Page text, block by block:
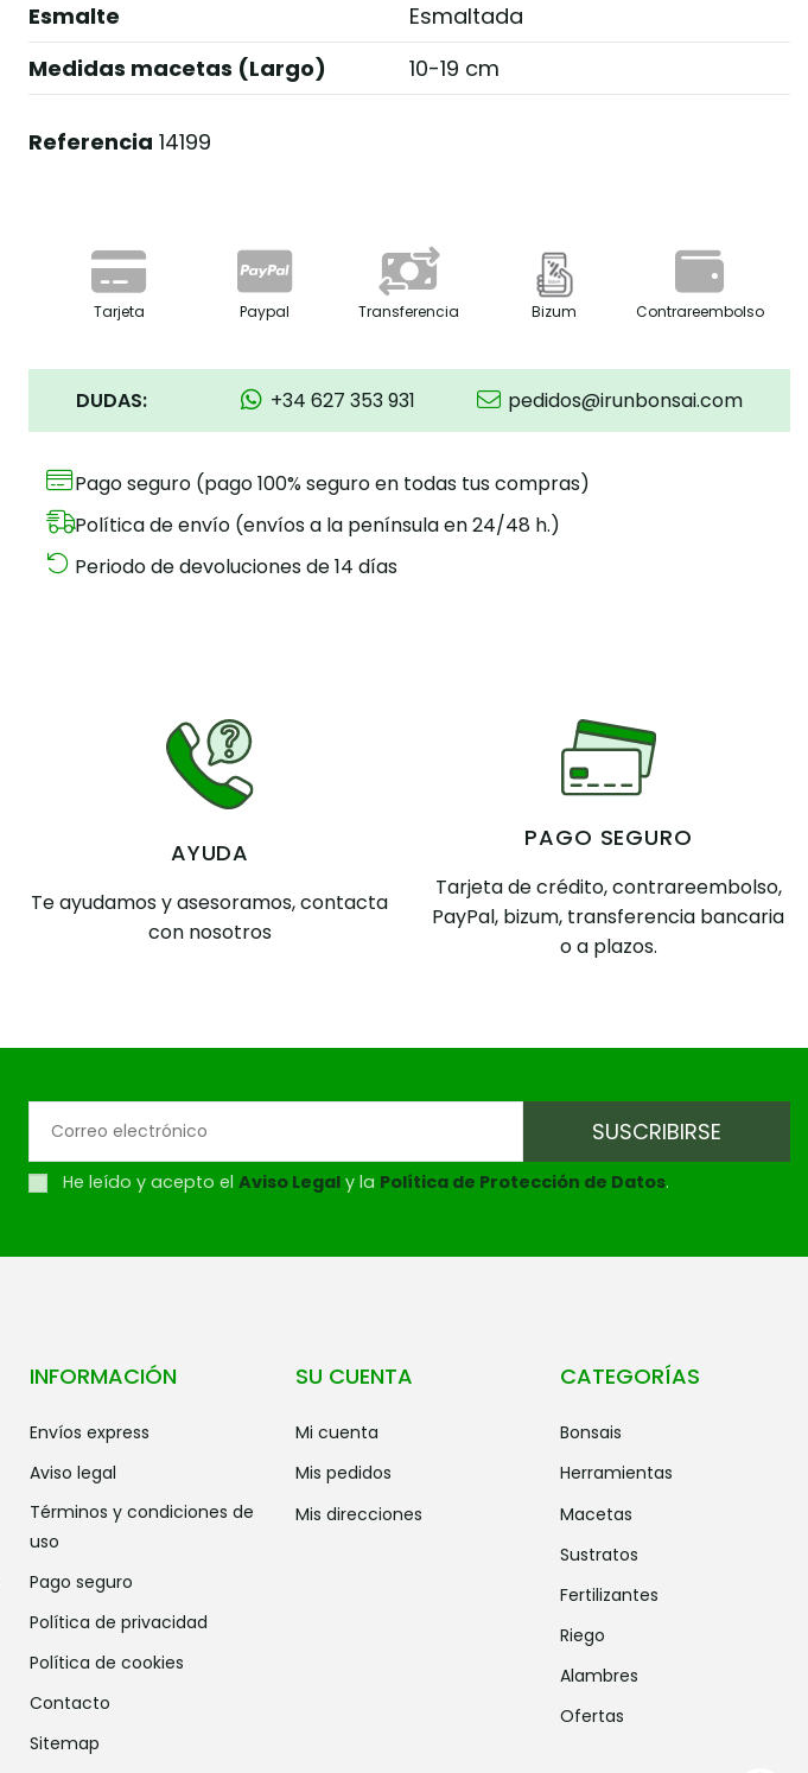
Esmalte
Esmaltada
Medidas macetas (Largo)
10-19 cm
Referencia 14199
Tarjeta Paypal Transferencia Bizum Contrareembolso
DUDAS: +34 627 353 931 pedidos@irunbonsai.com
Pago seguro (pago 100% seguro en todas tus compras)
Política de envío (envíos a la península en 24/48 h.)
Periodo de devoluciones de 14 días
AYUDA
Te ayudamos y asesoramos, contacta
con nosotros
PAGO SEGURO
Tarjeta de crédito, contrareembolso,
PayPal, bizum, transferencia bancaria
o a plazos.
He leído y acepto el Aviso Legal y la Política de Protección de Datos.
INFORMACIÓN
envíos express
aviso legal
términos y condiciones de
uso
pago seguro
política de privacidad
política de cookies
contacto
sitemap
SU CUENTA
mi cuenta
mis pedidos
mis direcciones
CATEGORÍAS
bonsais
herramientas
macetas
sustratos
fertilizantes
riego
alambres
ofertas